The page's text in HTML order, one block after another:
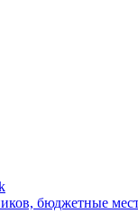
бюджетные